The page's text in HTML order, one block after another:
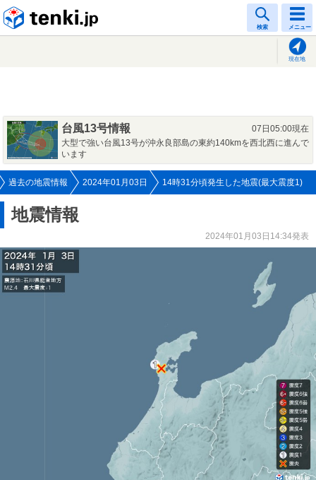
検索 メニュー
現在地
台風13号情報
07日05:00現在
大型で強い台風13号が沖永良部島の東約140kmを西北西に進んで
います
過去の地震情報 2024年01月03日 14時31分頃発生した地震(最大震度1)
地震情報
2024年01月03日14:34発表